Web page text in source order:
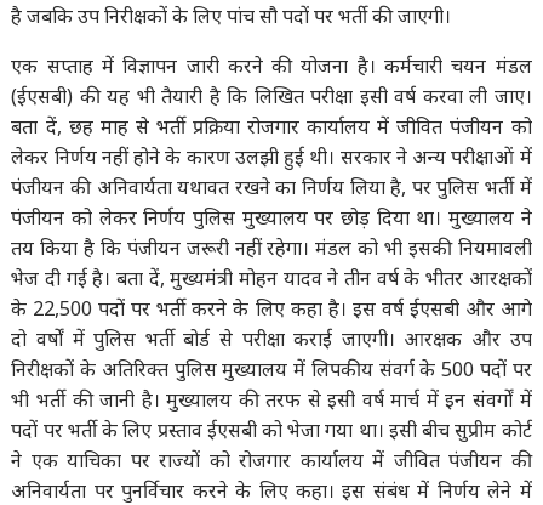
है जबकि उप निरीक्षकों के लिए पांच सौ पदों पर भर्ती की जाएगी।
एक सप्ताह में विज्ञापन जारी करने की योजना है। कर्मचारी चयन मंडल
(ईएसबी) की यह भी तैयारी है कि लिखित परीक्षा इसी वर्ष करवा ली जाए।
बता दें, छह माह से भर्ती प्रक्रिया रोजगार कार्यालय में जीवित पंजीयन को
लेकर निर्णय नहीं होने के कारण उलझी हुई थी। सरकार ने अन्य परीक्षाओं में
पंजीयन की अनिवार्यता यथावत रखने का निर्णय लिया है, पर पुलिस भर्ती में
पंजीयन को लेकर निर्णय पुलिस मुख्यालय पर छोड़ दिया था। मुख्यालय ने
तय किया है कि पंजीयन जरूरी नहीं रहेगा। मंडल को भी इसकी नियमावली
भेज दी गई है। बता दें, मुख्यमंत्री मोहन यादव ने तीन वर्ष के भीतर आरक्षकों
के 22,500 पदों पर भर्ती करने के लिए कहा है। इस वर्ष ईएसबी और आगे
दो वर्षों में पुलिस भर्ती बोर्ड से परीक्षा कराई जाएगी। आरक्षक और उप
निरीक्षकों के अतिरिक्त पुलिस मुख्यालय में लिपकीय संवर्ग के 500 पदों पर
भी भर्ती की जानी है। मुख्यालय की तरफ से इसी वर्ष मार्च में इन संवर्गों में
पदों पर भर्ती के लिए प्रस्ताव ईएसबी को भेजा गया था। इसी बीच सुप्रीम कोर्ट
ने एक याचिका पर राज्यों को रोजगार कार्यालय में जीवित पंजीयन की
अनिवार्यता पर पुनर्विचार करने के लिए कहा। इस संबंध में निर्णय लेने में